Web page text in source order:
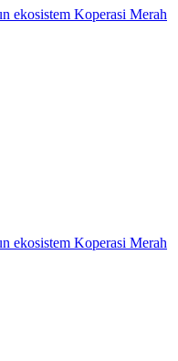
ekosistem Koperasi Merah
ekosistem Koperasi Merah